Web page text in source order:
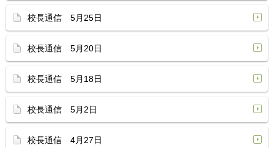
校長通信 5月25日
校長通信 5月20日
校長通信 5月18日
校長通信 5月2日
校長通信 4月27日